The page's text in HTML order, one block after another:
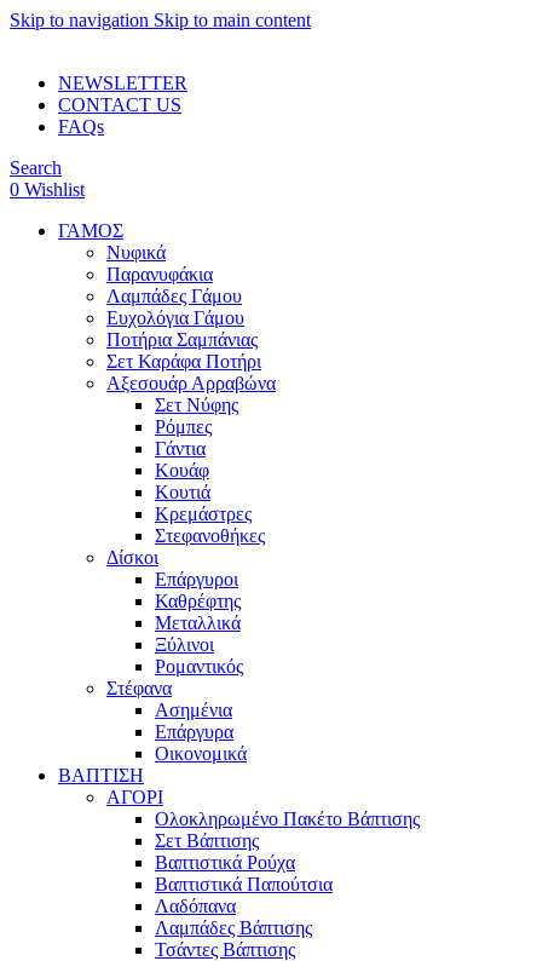
Skip to navigation Skip to main content
NEWSLETTER
CONTACT US
FAQs
Search
0 Wishlist
ΓΑΜΟΣ
Νυφικά
Παρανυφάκια
Λαμπάδες Γάμου
Ευχολόγια Γάμου
Ποτήρια Σαμπάνιας
Σετ Καράφα Ποτήρι
Αξεσουάρ Αρραβώνα
Σετ Νύφης
Ρόμπες
Γάντια
Κουάφ
Κουτιά
Κρεμάστρες
Στεφανοθήκες
Δίσκοι
Επάργυροι
Καθρέφτης
Μεταλλικά
Ξύλινοι
Ρομαντικός
Στέφανα
Ασημένια
Επάργυρα
Οικονομικά
ΒΑΠΤΙΣΗ
ΑΓΟΡΙ
Ολοκληρωμένο Πακέτο Βάπτισης
Σετ Βάπτισης
Βαπτιστικά Ρούχα
Βαπτιστικά Παπούτσια
Λαδόπανα
Λαμπάδες Βάπτισης
Τσάντες Βάπτισης